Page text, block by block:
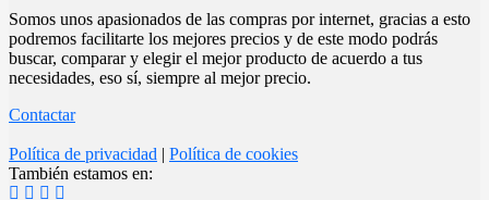
Somos unos apasionados de las compras por internet, gracias a esto
podremos facilitarte los mejores precios y de este modo podrás
buscar, comparar y elegir el mejor producto de acuerdo a tus
necesidades, eso sí, siempre al mejor precio.
Contactar
Política de privacidad | Política de cookies
También estamos en: